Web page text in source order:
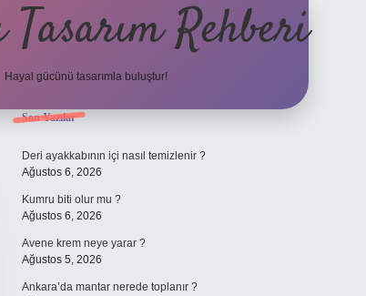
Tasarım Rehberi
Hayal gücünü tasarımla buluştur!
Sidebar
Son Yazılar
Deri ayakkabının içi nasıl temizlenir ?
Ağustos 6, 2026
Kumru biti olur mu ?
Ağustos 6, 2026
Avene krem neye yarar ?
Ağustos 5, 2026
Ankara’da mantar nerede toplanır ?